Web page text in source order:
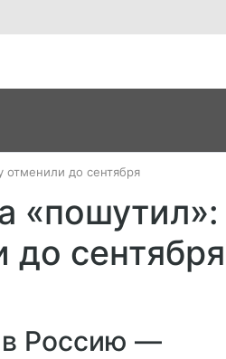
отменили до сентября
«пошутил»:
сентября
в Россию —